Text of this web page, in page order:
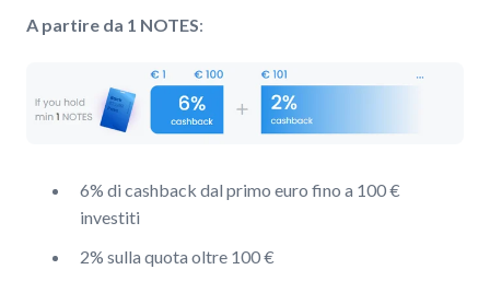
A partire da 1 NOTES:
6% di cashback dal primo euro fino a 100 €
investiti
2% sulla quota oltre 100 €